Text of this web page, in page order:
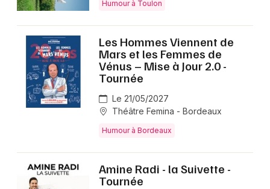
Humour à Toulon
Les Hommes Viennent de
Mars et les Femmes de
Vénus – Mise à Jour 2.0 -
Tournée
Le 21/05/2027
Théâtre Femina - Bordeaux
Humour à Bordeaux
Amine Radi - la Suivette -
Tournée